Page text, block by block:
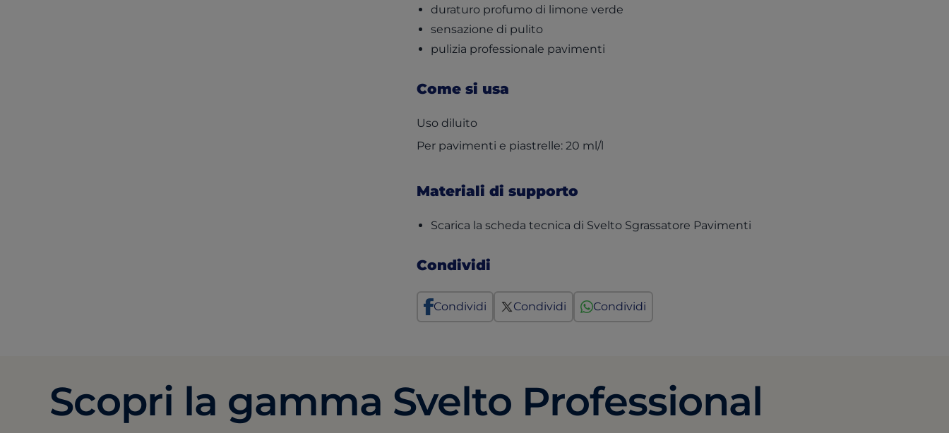
duraturo profumo di limone verde
sensazione di pulito
pulizia professionale pavimenti
Come si usa
Uso diluito
Per pavimenti e piastrelle: 20 ml/l
Materiali di supporto
Scarica la scheda tecnica di Svelto Sgrassatore Pavimenti
Condividi
Condividi Condividi Condividi
Scopri la gamma Svelto Professional